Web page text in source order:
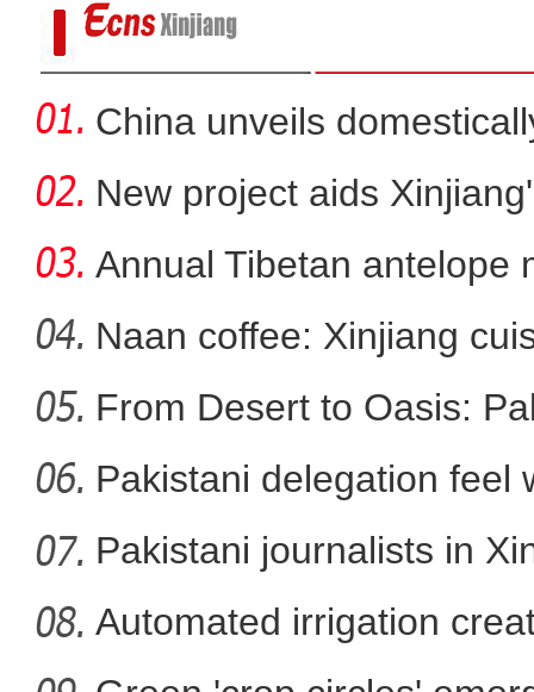
第二届中国新疆民间艺术季
China unveils
f
New project aids
Annual Tibetan antelope
Naan coffee: Xinjiang
From Desert to Oasis:
Pakistani delegation feel
developm
Pakistani journalists in
Automated irrigation